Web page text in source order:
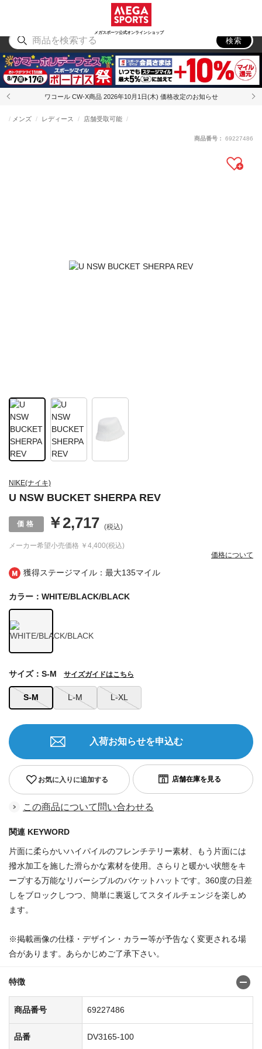
メガスポーツ公式オンラインショップ
アウトドア
検索
ワコール CW-X商品 2026年10月1日(木) 価格改定のお知らせ
獲得ステージマイル：最大135マイル
NIKE(ナイキ)
U NSW BUCKET SHERPA REV
メンズ レディース 店舗受取可能
メーカー希望小売価格 ￥4,400(税込)
￥2,717 (税込)
価格について
商品番号： 69227486
カラー：WHITE/BLACK/BLACK
S-M L-M L-XL
サイズ：S-M サイズガイドはこちら
お気に入りに追加する
入荷お知らせを申込む
この商品について問い合わせる
関連 KEYWORD
片面に柔らかいハイパイルのフレンチテリー素材、もう片面には
撥水加工を施した滑らかな素材を使用。さらりと暖かい状態をキ
ープする万能なリバーシブルのバケットハットです。360度の日差
しをブロックしつつ、簡単に裏返してスタイルチェンジを楽しめ
ます。
※掲載画像の仕様・デザイン・カラー等が予告なく変更される場
合があります。あらかじめご了承下さい。
特徴
商品番号 69227486
品番 DV3165-100